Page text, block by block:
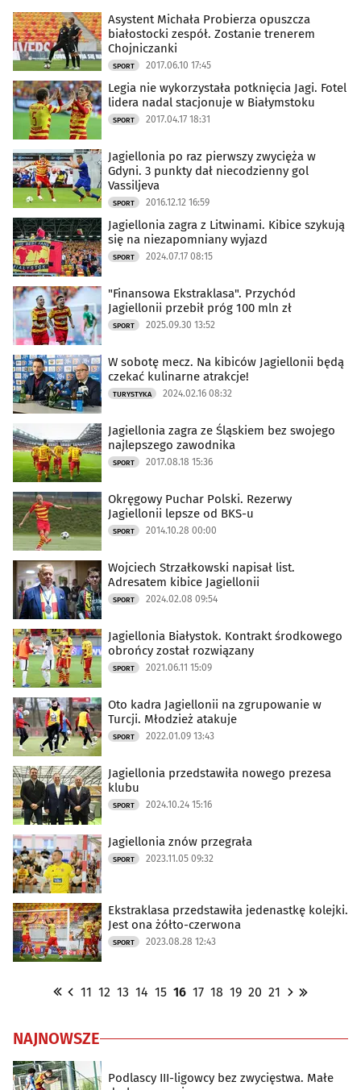
Asystent Michała Probierza opuszcza
białostocki zespół. Zostanie trenerem
Chojniczanki
SPORT 2017.06.10 17:45
Legia nie wykorzystała potknięcia Jagi. Fotel
lidera nadal stacjonuje w Białymstoku
SPORT 2017.04.17 18:31
Jagiellonia po raz pierwszy zwycięża w
Gdyni. 3 punkty dał niecodzienny gol
Vassiljeva
SPORT 2016.12.12 16:59
Jagiellonia zagra z Litwinami. Kibice szykują
się na niezapomniany wyjazd
SPORT 2024.07.17 08:15
"Finansowa Ekstraklasa". Przychód
Jagiellonii przebił próg 100 mln zł
SPORT 2025.09.30 13:52
W sobotę mecz. Na kibiców Jagiellonii będą
czekać kulinarne atrakcje!
TURYSTYKA 2024.02.16 08:32
Jagiellonia zagra ze Śląskiem bez swojego
najlepszego zawodnika
SPORT 2017.08.18 15:36
Okręgowy Puchar Polski. Rezerwy
Jagiellonii lepsze od BKS-u
SPORT 2014.10.28 00:00
Wojciech Strzałkowski napisał list.
Adresatem kibice Jagiellonii
SPORT 2024.02.08 09:54
Jagiellonia Białystok. Kontrakt środkowego
obrońcy został rozwiązany
SPORT 2021.06.11 15:09
Oto kadra Jagiellonii na zgrupowanie w
Turcji. Młodzież atakuje
SPORT 2022.01.09 13:43
Jagiellonia przedstawiła nowego prezesa
klubu
SPORT 2024.10.24 15:16
Jagiellonia znów przegrała
SPORT 2023.11.05 09:32
Ekstraklasa przedstawiła jedenastkę kolejki.
Jest ona żółto-czerwona
SPORT 2023.08.28 12:43
11 12 13 14 15 16 17 18 19 20 21
NAJNOWSZE
Podlascy III-ligowcy bez zwycięstwa. Małe